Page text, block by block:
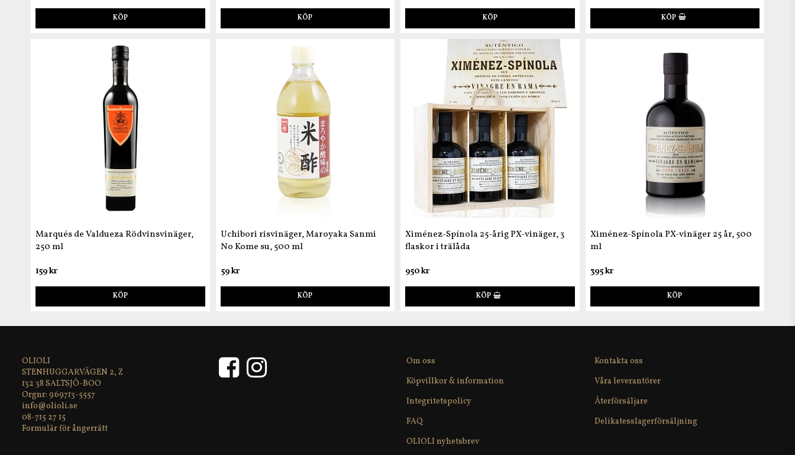
KÖP KÖP KÖP KÖP
Marqués de Valdueza Rödvinsvinäger,
250 ml
159 kr
KÖP
Uchibori risvinäger, Maroyaka Sanmi
No Kome su, 500 ml
59 kr
KÖP
Ximénez-Spínola 25-årig PX-vinäger, 3
flaskor i trälåda
950 kr
KÖP
Ximénez-Spínola PX-vinäger 25 år, 500
ml
395 kr
KÖP
OLIOLI
STENHUGGARVÄGEN 2, Z
132 38 SALTSJÖ-BOO
info@olioli.se
08-715 27 15
Formulär för ångerrätt
969713-5557
Om oss
Köpvillkor & information
Integritetspolicy
FAQ
OLIOLI nyhetsbrev
Kontakta oss
Våra leverantörer
Återförsäljare
Delikatesslagerförsäljning